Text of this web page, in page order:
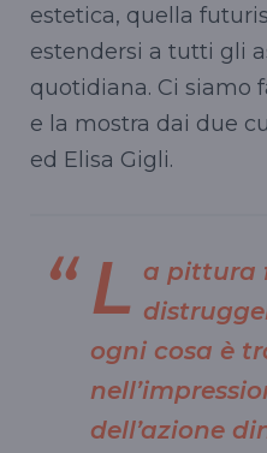
estetica, quella
estendersi a tutti gli
quotidiana. Ci siamo
e la mostra dai due
ed Elisa Gigli.
L a pittura
ogni cosa è
dell’azione